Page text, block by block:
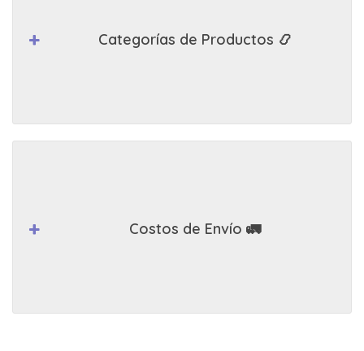
Categorías de Productos 📿
Costos de Envío 🚛